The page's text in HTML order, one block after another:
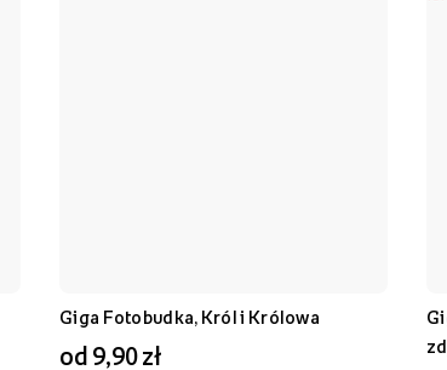
Giga Fotobudka, Król i Królowa
od 9,90 zł